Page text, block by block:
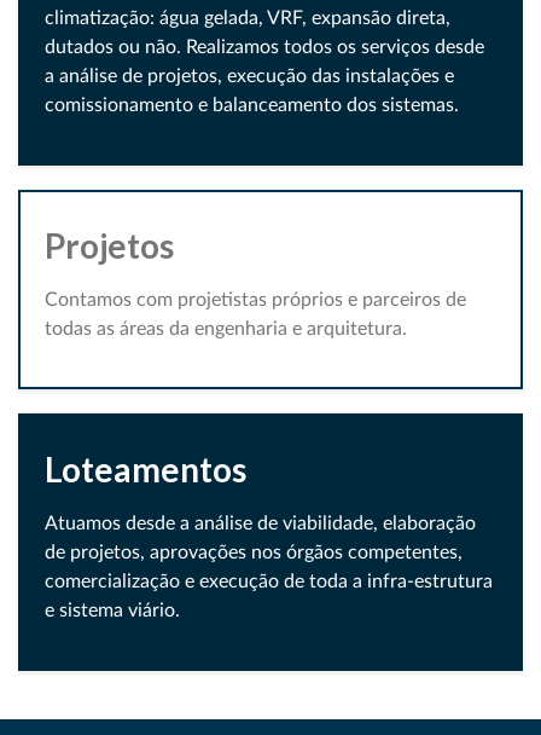
climatização: água gelada, VRF, expansão direta,
dutados ou não. Realizamos todos os serviços desde
a análise de projetos, execução das instalações e
comissionamento e balanceamento dos sistemas.
Projetos
Contamos com projetistas próprios e parceiros de
todas as áreas da engenharia e arquitetura.
Loteamentos
Atuamos desde a análise de viabilidade, elaboração
de projetos, aprovações nos órgãos competentes,
comercialização e execução de toda a infra-estrutura
e sistema viário.